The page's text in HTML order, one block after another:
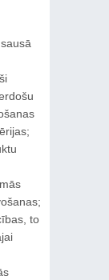
to